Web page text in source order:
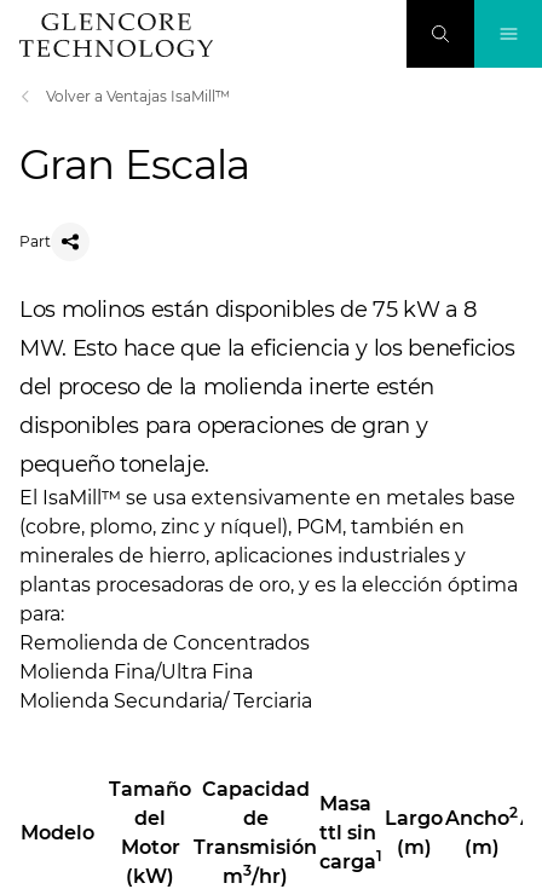
Volver a Ventajas IsaMill™
Gran Escala
Part
Los molinos están disponibles de 75 kW a 8
MW. Esto hace que la eficiencia y los beneficios
del proceso de la molienda inerte estén
disponibles para operaciones de gran y
pequeño tonelaje.
El IsaMill™ se usa extensivamente en metales base
(cobre, plomo, zinc y níquel), PGM, también en
minerales de hierro, aplicaciones industriales y
plantas procesadoras de oro, y es la elección óptima
para:
Remolienda de Concentrados
Molienda Fina/Ultra Fina
Molienda Secundaria/ Terciaria
Modelo
Tamaño
del
Motor
(kW)
Capacidad
de
Transmisión
m3/hr)
Masa
ttl sin
carga1
Largo
(m)
Ancho2
(m)